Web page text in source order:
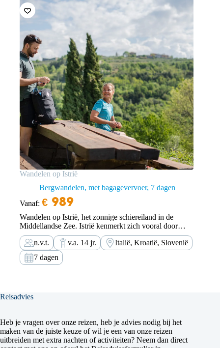
Wandelen op Istrië
Bergwandelen, met bagagevervoer 7 dagen
Vanaf: € 989
Wandelen op Istrië, het zonnige schiereiland in de
Middellandse Zee. Istrië kenmerkt zich vooral door
pittoreske vissersdorpjes, stadjes op de karstheuvels,
wijngaarden en valleien. Het startpunt van deze
wandeltocht is Triëst. Tijdens het Romeinse rijk groeide
Triëst uit van een relatief…
n.v.t. v.a. 14 jr.
Italië, Kroatië, Slovenië
7 dagen
Reisadvies
Heb je vragen over onze reizen, heb je advies nodig bij het
maken van de juiste keuze of wil je een van onze reizen
uitbreiden met extra nachten of activiteiten? Neem dan direct